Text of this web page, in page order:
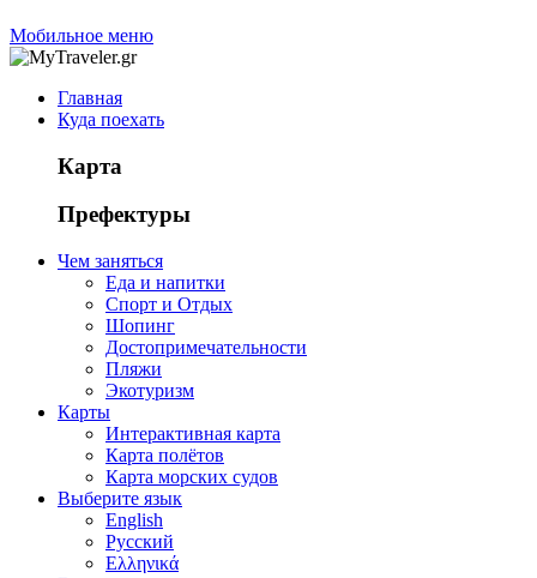
Мобильное меню
Главная
Куда поехать
Карта
Префектуры
Чем заняться
Еда и напитки
Спорт и Отдых
Шопинг
Достопримечательности
Пляжи
Экотуризм
Карты
Интерактивная карта
Карта полётов
Карта морских судов
Выберите язык
English
Русский
Ελληνικά